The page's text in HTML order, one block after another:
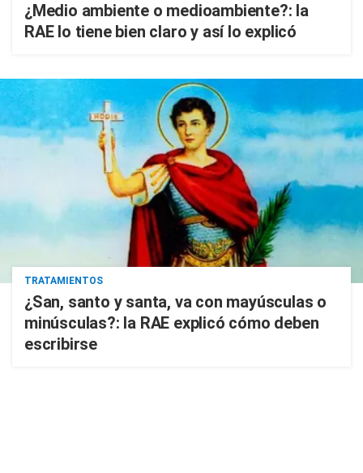
¿Medio ambiente o medioambiente?: la
RAE lo tiene bien claro y así lo explicó
TRATAMIENTOS
¿San, santo y santa, va con mayúsculas o
minúsculas?: la RAE explicó cómo deben
escribirse